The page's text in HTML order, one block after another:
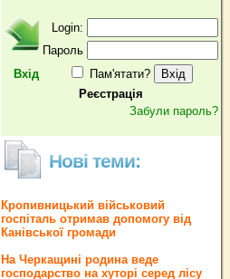
Вхід
Login:
Пароль
Пам'ятати?
Реєстрація
Забули пароль?
Нові теми:
Кропивницький військовий
госпіталь отримав допомогу від
Канівської громади
На Черкащині родина веде
господарство на хуторі серед лісу